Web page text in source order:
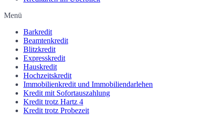
Menü
Barkredit
Beamtenkredit
Blitzkredit
Expresskredit
Hauskredit
Hochzeitskredit
Immobilienkredit und Immobiliendarlehen
Kredit mit Sofortauszahlung
Kredit trotz Hartz 4
Kredit trotz Probezeit